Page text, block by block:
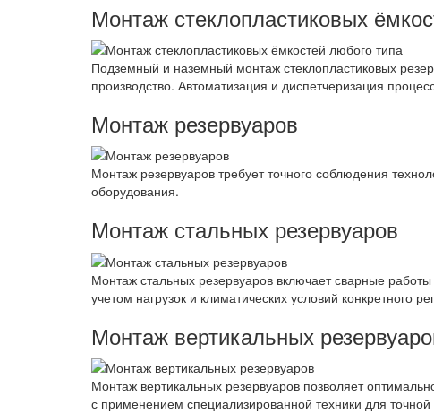
Монтаж стеклопластиковых
Подземный и наземный монтаж стеклопластиковых
производство. Автоматизация и диспетчеризация
Монтаж резервуаров
Монтаж резервуаров требует точного соблюдения
оборудования.
Монтаж стальных резервуаров
Монтаж стальных резервуаров включает сварные
учетом нагрузок и климатических условий конкретного
Монтаж вертикальных
Монтаж вертикальных резервуаров позволяет
с применением специализированной техники для точной